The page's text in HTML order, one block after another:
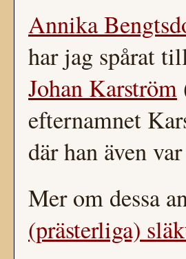
Annika
har jag spårat
Johan Karström
efternamnet
där han även
Mer om dessa
(prästerliga)